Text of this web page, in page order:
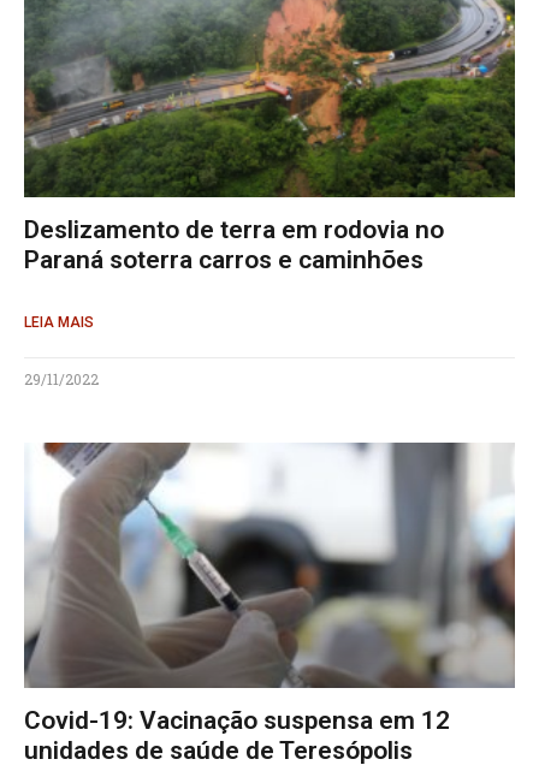
Deslizamento de terra em rodovia no
Paraná soterra carros e caminhões
LEIA MAIS
29/11/2022
Covid-19: Vacinação suspensa em 12
unidades de saúde de Teresópolis